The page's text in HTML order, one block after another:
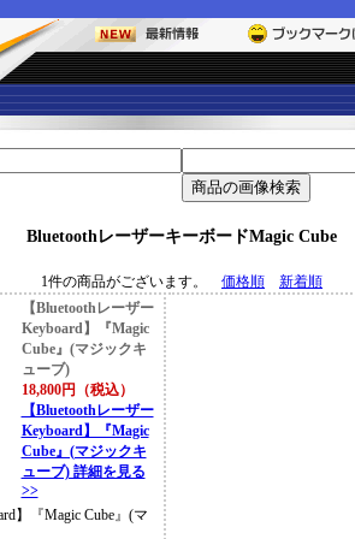
BluetoothレーザーキーボードMagic Cube
1件の商品がございます。 価格順
新着順
【Bluetoothレーザー
Keyboard】『Magic
Cube』(マジックキ
ューブ)
18,800円（税込）
【Bluetoothレーザー
Keyboard】『Magic
Cube』(マジックキ
ューブ) 詳細を見る
>>
】『Magic Cube』(マ